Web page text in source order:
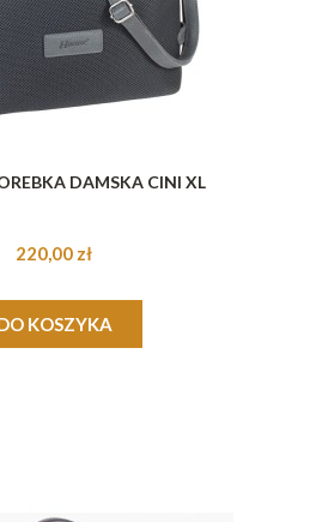
DAMSKA CINI XL
220,00 zł
KOSZYKA